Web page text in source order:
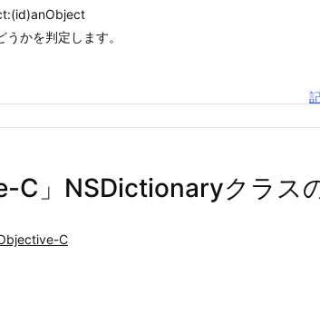
かを判定します。
C」NSDictionaryクラス
C